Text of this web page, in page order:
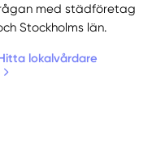
med städföretag
Stockholms län.
lokalvårdare